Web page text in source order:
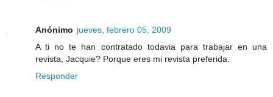
Anónimo jueves, febrero 05, 2009
A ti no te han contratado todavia para trabajar en una
revista, Jacquie? Porque eres mi revista preferida.
Responder